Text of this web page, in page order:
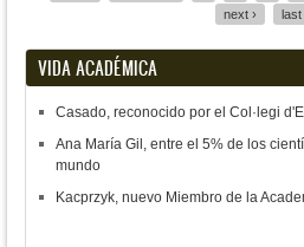
next ›
last
VIDA ACADÉMICA
Casado, reconocido por el Col·legi
Ana María Gil, entre el 5% de los
mundo
Kacprzyk, nuevo Miembro de la